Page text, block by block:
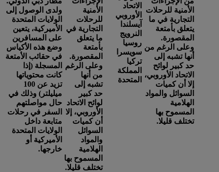
الأمنية للرحلات
التجارية في ما
يتعلق بأمتعة
المقصورة.
وعلى الرغم من
أنها تشبه إلى
حد كبير لوائح
الاتحاد الأوروبي،
إلا أن كميات
السوائل والمواد
الهلامية
المسموح بها
تختلف قليلا.
الاتحاد
الأوروبي
آيسلندا
النرويج
روسيا
سويسرا
تركيا
المملكة
المتحدة
الأمنية
للرحلات
التجارية في
ما يتعلق
بأمتعة
المقصورة.
وعلى الرغم
من أنها
تشبه إلى
حد كبير
لوائح الاتحاد
الأوروبي، إلا
أن كميات
السوائل
والمواد
الهلامية
المسموح بها
تختلف قليلا.
ولدى الوصول إلى
الولايات المتحدة
الأميركية، يتعين
على المسافرين
وضع هذه الأكياس
في حقائب الأمتعة
المسجلة (إذا
كانت محتوياتها
تزيد عن 100
ميليلتر) وذلك في
حال مواصلتهم
السفر في رحلات
متابعة داخل
الولايات المتحدة
الأميركية أو
خارجها.